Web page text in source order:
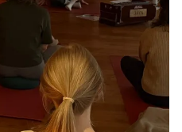
Atelier Yoga Retreat
bis Sonntagmittag, 11.